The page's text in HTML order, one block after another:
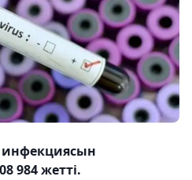
инфекциясын
984 жетті.